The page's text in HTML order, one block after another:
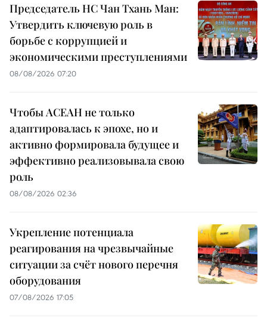
Председатель НС Чан Тхань Ман:
Утвердить ключевую роль в
борьбе с коррупцией и
экономическими преступлениями
08/08/2026 07:20
Чтобы АСЕАН не только
адаптировалась к эпохе, но и
активно формировала будущее и
эффективно реализовывала свою
роль
08/08/2026 02:36
Укрепление потенциала
реагирования на чрезвычайные
ситуации за счёт нового перечня
оборудования
07/08/2026 17:05